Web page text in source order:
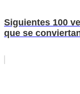
Siguientes 100
que se